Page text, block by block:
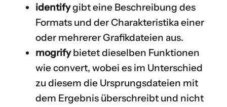
identifygibt eine Beschreibung des
Formats und der Charakteristika einer
oder mehrerer Grafikdateien aus.
mogrifybietet dieselben Funktionen
wie convert, wobei es im Unterschied
zu diesem die Ursprungsdateien mit
dem Ergebnis überschreibt und nicht